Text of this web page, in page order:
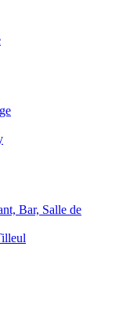
Bar, Salle de